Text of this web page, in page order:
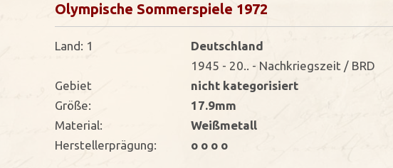
Olympische Sommerspiele 1972
Land: 1
Deutschland
1945 - 20.. - Nachkriegszeit / BRD
Gebiet
nicht kategorisiert
Größe:
17.9mm
Material:
Weißmetall
Herstellerprägung:
o o o o